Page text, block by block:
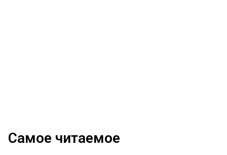
Самое читаемое